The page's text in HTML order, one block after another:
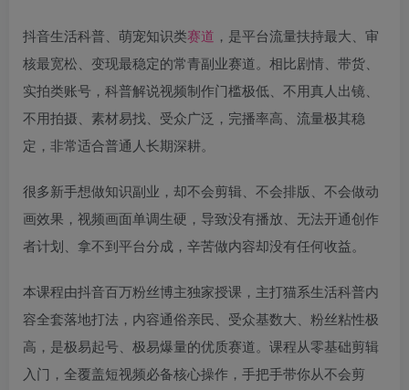
抖音生活科普、萌宠知识类赛道 ，是平台流量扶持最大、审
核最宽松、变现最稳定的常青副业赛道。相比剧情、带货、
实拍类账号，科普解说视频制作门槛极低、不用真人出镜、
不用拍摄、素材易找、受众广泛，完播率高、流量极其稳
定，非常适合普通人长期深耕。
很多新手想做知识副业，却不会剪辑、不会排版、不会做动
画效果，视频画面单调生硬，导致没有播放、无法开通创作
者计划、拿不到平台分成，辛苦做内容却没有任何收益。
本课程由抖音百万粉丝博主独家授课，主打猫系生活科普内
容全套落地打法，内容通俗亲民、受众基数大、粉丝粘性极
高，是极易起号、极易爆量的优质赛道。课程从零基础剪辑
入门，全覆盖短视频必备核心操作，手把手带你从不会剪